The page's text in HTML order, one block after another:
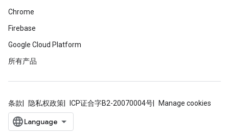
Chrome
Firebase
Google Cloud Platform
所有产品
条款 隐私权政策 ICP证合字B2-20070004号 Manage cookies